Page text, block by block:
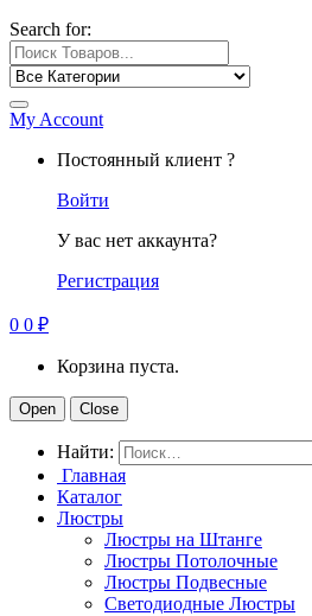
Search for:
My Account
Постоянный клиент ?
Войти
У вас нет аккаунта?
Регистрация
0 0 ₽
Корзина пуста.
Open Close
Найти:
Главная
Каталог
Люстры
Люстры на Штанге
Люстры Потолочные
Люстры Подвесные
Светодиодные Люстры